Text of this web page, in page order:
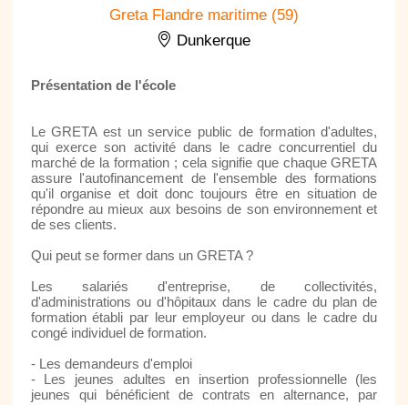
Greta Flandre maritime (59)
Dunkerque
Présentation de l'école
Le GRETA est un service public de formation d'adultes,
qui exerce son activité dans le cadre concurrentiel du
marché de la formation ; cela signifie que chaque GRETA
assure l'autofinancement de l'ensemble des formations
qu'il organise et doit donc toujours être en situation de
répondre au mieux aux besoins de son environnement et
de ses clients.
Qui peut se former dans un GRETA ?
Les salariés d'entreprise, de collectivités,
d'administrations ou d'hôpitaux dans le cadre du plan de
formation établi par leur employeur ou dans le cadre du
congé individuel de formation.
- Les demandeurs d'emploi
- Les jeunes adultes en insertion professionnelle (les
jeunes qui bénéficient de contrats en alternance, par